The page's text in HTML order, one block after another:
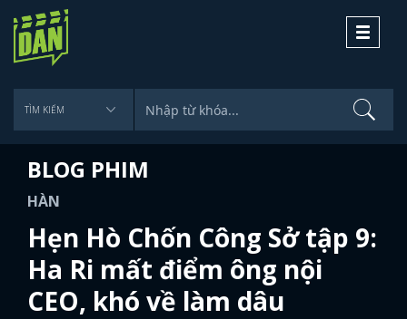
Toggle
BLOG PHIM
HÀN
Hẹn Hò Chốn Công Sở tập 9:
Ha Ri mất điểm ông nội
CEO, khó về làm dâu